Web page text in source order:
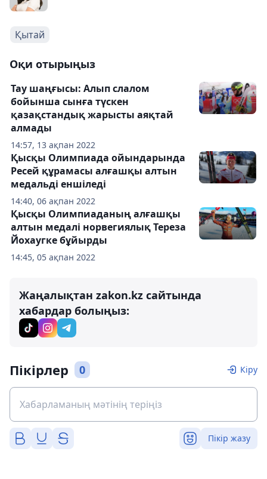
Қытай
Оқи отырыңыз
14:57, 13 ақпан 2022
Тау шаңғысы: Алып слалом
бойынша сынға түскен
қазақстандық жарысты аяқтай
алмады
14:40, 06 ақпан 2022
Қысқы Олимпиада ойындарында
Ресей құрамасы алғашқы алтын
медальді еншіледі
14:45, 05 ақпан 2022
Қысқы Олимпиаданың алғашқы
алтын медалі норвегиялық Тереза
Йохаугке бұйырды
Жаңалықтан zakon.kz сайтында
хабардар болыңыз:
Пікірлер 0 Кіру
Пікір жазу